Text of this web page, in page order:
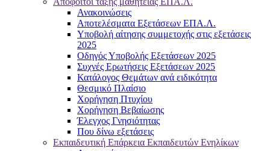
Ανακοινώσεις
Αποτελέσματα Εξετάσεων ΕΠΑ.Λ.
Υποβολή αίτησης συμμετοχής στις εξετάσεις
2025
Οδηγός Υποβολής Εξετάσεων 2025
Συχνές Ερωτήσεις Εξετάσεων 2025
Κατάλογος Θεμάτων ανά ειδικότητα
Θεσμικό Πλαίσιο
Χορήγηση Πτυχίου
Χορήγηση Βεβαίωσης
Έλεγχος Γνησιότητας
Που δίνω εξετάσεις
Εκπαιδευτική Επάρκεια Εκπαιδευτών Ενηλίκων